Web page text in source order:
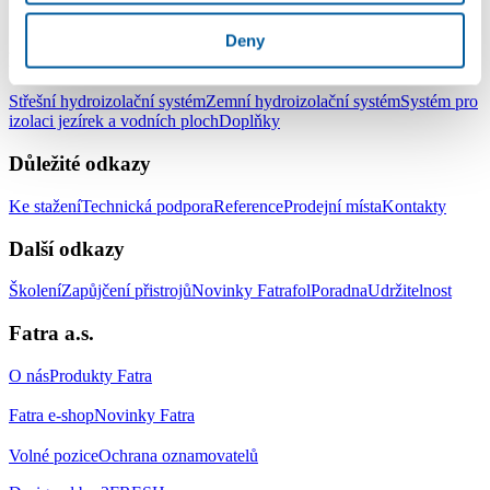
Deny
LinkedIn Facebook YouTube Instagram
Produkty
Střešní hydroizolační systémZemní hydroizolační systémSystém pro
izolaci jezírek a vodních plochDoplňky
Důležité odkazy
Ke staženíTechnická podporaReferenceProdejní místaKontakty
Další odkazy
ŠkoleníZapůjčení přistrojůNovinky FatrafolPoradnaUdržitelnost
Fatra a.s.
O násProdukty Fatra
Fatra e-shopNovinky Fatra
Volné poziceOchrana oznamovatelů